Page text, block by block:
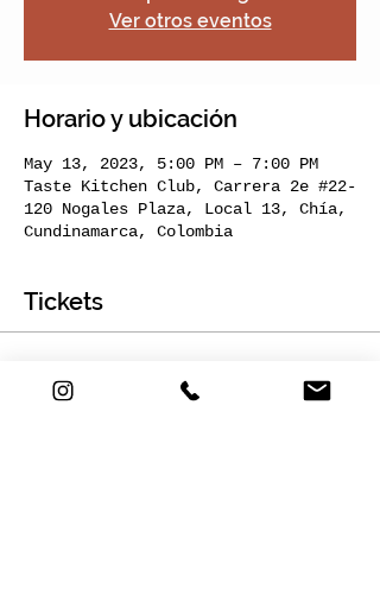
Ver otros eventos
Horario y ubicación
May 13, 2023, 5:00 PM – 7:00 PM
Taste Kitchen Club, Carrera 2e #22-
120 Nogales Plaza, Local 13, Chía,
Cundinamarca, Colombia
Tickets